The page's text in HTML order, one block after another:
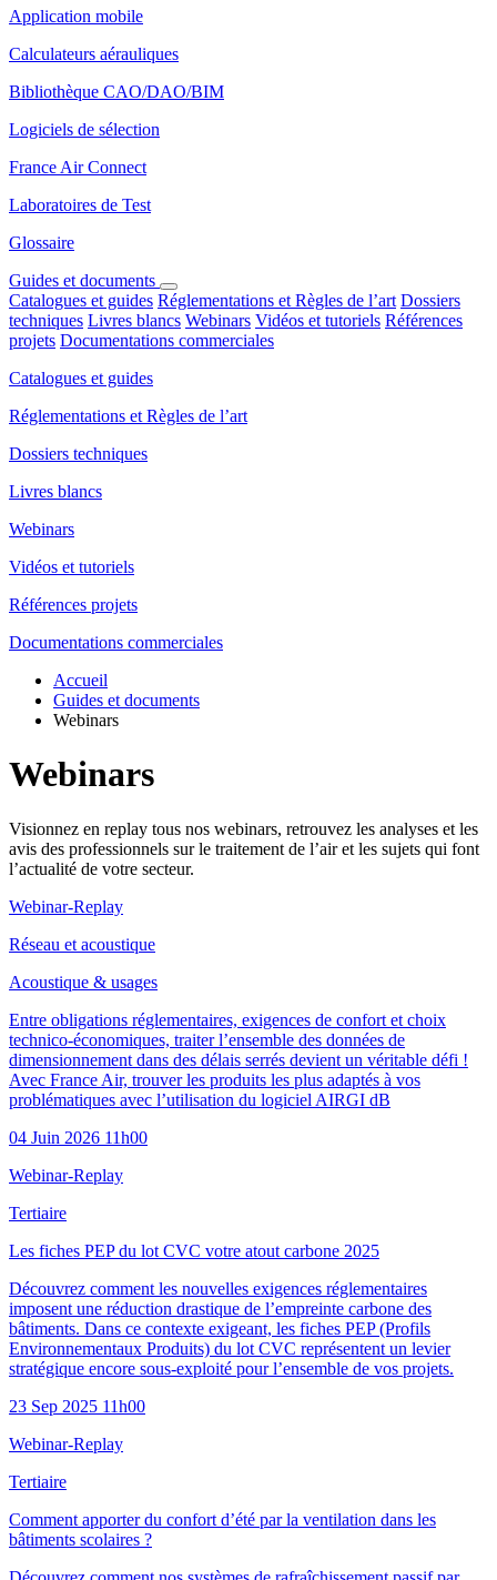
Application mobile
Calculateurs aérauliques
Bibliothèque CAO/DAO/BIM
Logiciels de sélection
France Air Connect
Laboratoires de Test
Glossaire
Guides et documents
Catalogues et guides Réglementations et Règles de l’art Dossiers
techniques Livres blancs Webinars Vidéos et tutoriels Références
projets Documentations commerciales
Catalogues et guides
Réglementations et Règles de l’art
Dossiers techniques
Livres blancs
Webinars
Vidéos et tutoriels
Références projets
Documentations commerciales
Accueil
Guides et documents
Webinars
Webinars
Visionnez en replay tous nos webinars, retrouvez les analyses et les
avis des professionnels sur le traitement de l’air et les sujets qui font
l’actualité de votre secteur.
Webinar-Replay
Réseau et acoustique
Acoustique & usages
Entre obligations réglementaires, exigences de confort et choix
technico‑économiques, traiter l’ensemble des données de
dimensionnement dans des délais serrés devient un véritable défi !
Avec France Air, trouver les produits les plus adaptés à vos
problématiques avec l’utilisation du logiciel AIRGI dB
04 Juin 2026 11h00
Webinar-Replay
Tertiaire
Les fiches PEP du lot CVC votre atout carbone 2025
Découvrez comment les nouvelles exigences réglementaires
imposent une réduction drastique de l’empreinte carbone des
bâtiments. Dans ce contexte exigeant, les fiches PEP (Profils
Environnementaux Produits) du lot CVC représentent un levier
stratégique encore sous-exploité pour l’ensemble de vos projets.
23 Sep 2025 11h00
Webinar-Replay
Tertiaire
Comment apporter du confort d’été par la ventilation dans les
bâtiments scolaires ?